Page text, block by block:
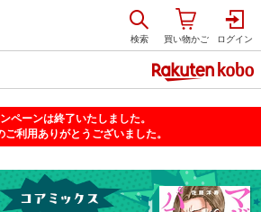
ペーンは終了いたしました。
ご利用ありがとうございました。